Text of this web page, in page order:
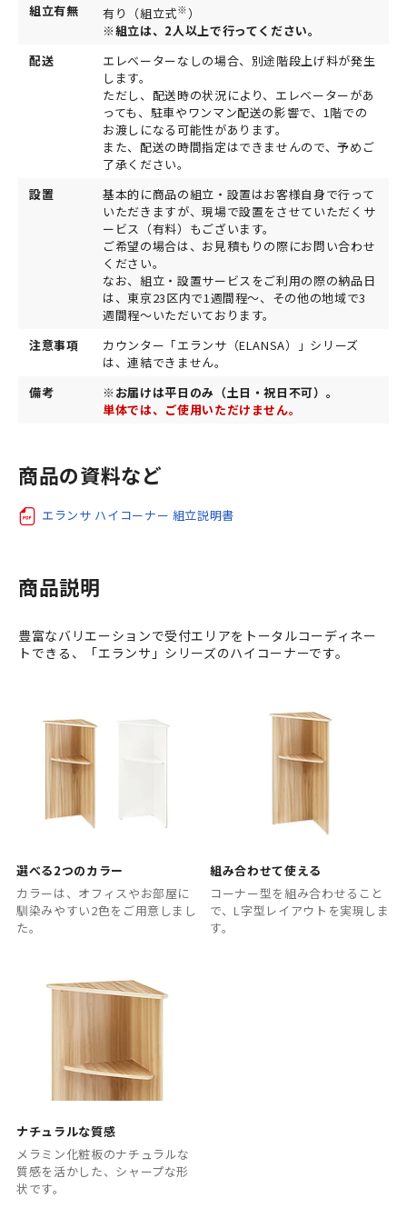
組立有無
有り（組立式※）
※組立は、2人以上で行ってください。
配送
エレベーターなしの場合、別途階段上げ料が発生
します。
ただし、配送時の状況により、エレベーターがあ
っても、駐車やワンマン配送の影響で、1階での
お渡しになる可能性があります。
また、配送の時間指定はできませんので、予めご
了承ください。
設置
基本的に商品の組立・設置はお客様自身で行って
いただきますが、現場で設置をさせていただくサ
ービス（有料）もございます。
ご希望の場合は、お見積もりの際にお問い合わせ
ください。
なお、組立・設置サービスをご利用の際の納品日
は、東京23区内で1週間程～、その他の地域で3
週間程～いただいております。
注意事項
カウンター「エランサ（ELANSA）」シリーズ
は、連結できません。
備考
※お届けは平日のみ（土日・祝日不可）。
単体では、ご使用いただけません。
商品の資料など
エランサ ハイコーナー 組立説明書
商品説明
豊富なバリエーションで受付エリアをトータルコーディネー
トできる、「エランサ」シリーズのハイコーナーです。
選べる2つのカラー
カラーは、オフィスやお部屋に
馴染みやすい2色をご用意しまし
た。
組み合わせて使える
コーナー型を組み合わせること
で、L字型レイアウトを実現しま
す。
ナチュラルな質感
メラミン化粧板のナチュラルな
質感を活かした、シャープな形
状です。